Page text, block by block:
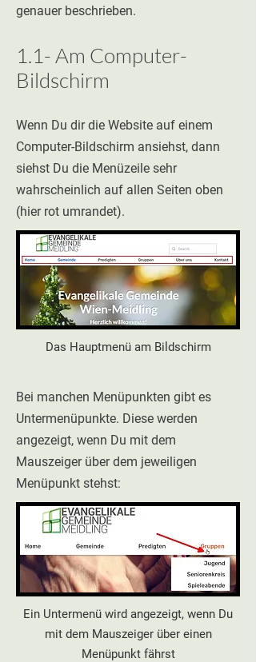
genauer beschrieben.
1.1- Am Computer-
Bildschirm
Wenn Du dir die Website auf einem
Computer-Bildschirm ansiehst, dann
siehst Du die Menüzeile sehr
wahrscheinlich auf allen Seiten oben
(hier rot umrandet).
Das Hauptmenü am Bildschirm
Bei manchen Menüpunkten gibt es
Untermenüpunkte. Diese werden
angezeigt, wenn Du mit dem
Mauszeiger über dem jeweiligen
Menüpunkt stehst:
Ein Untermenü wird angezeigt, wenn Du
mit dem Mauszeiger über einen
Menüpunkt fährst